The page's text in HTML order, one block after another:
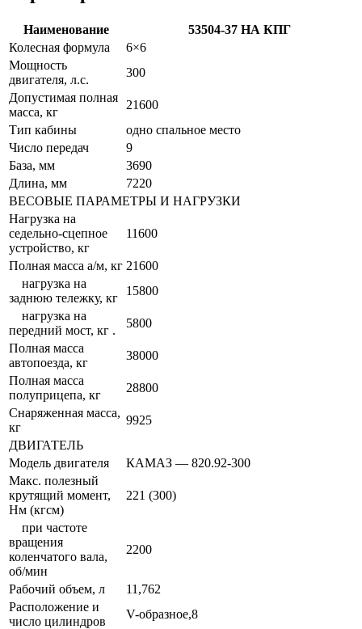
Наименование
53504-37 НА КПГ
Колесная формула
6×6
Мощность
двигателя, л.с.
300
Допустимая полная
масса, кг
21600
Тип кабины
одно спальное место
Число передач
9
База, мм
3690
Длина, мм
7220
ВЕСОВЫЕ ПАРАМЕТРЫ И НАГРУЗКИ
Нагрузка на
седельно-сцепное
устройство, кг
11600
Полная масса а/м, кг 21600
нагрузка на
заднюю тележку, кг
15800
нагрузка на
передний мост, кг .
5800
Полная масса
автопоезда, кг
38000
Полная масса
полуприцепа, кг
28800
Снаряженная масса,
кг
9925
ДВИГАТЕЛЬ
Модель двигателя
КАМАЗ — 820.92-300
Макс. полезный
крутящий момент,
Нм (кгсм)
221 (300)
при частоте
вращения
коленчатого вала,
об/мин
2200
Рабочий объем, л
11,762
Расположение и
число цилиндров
V-образное,8